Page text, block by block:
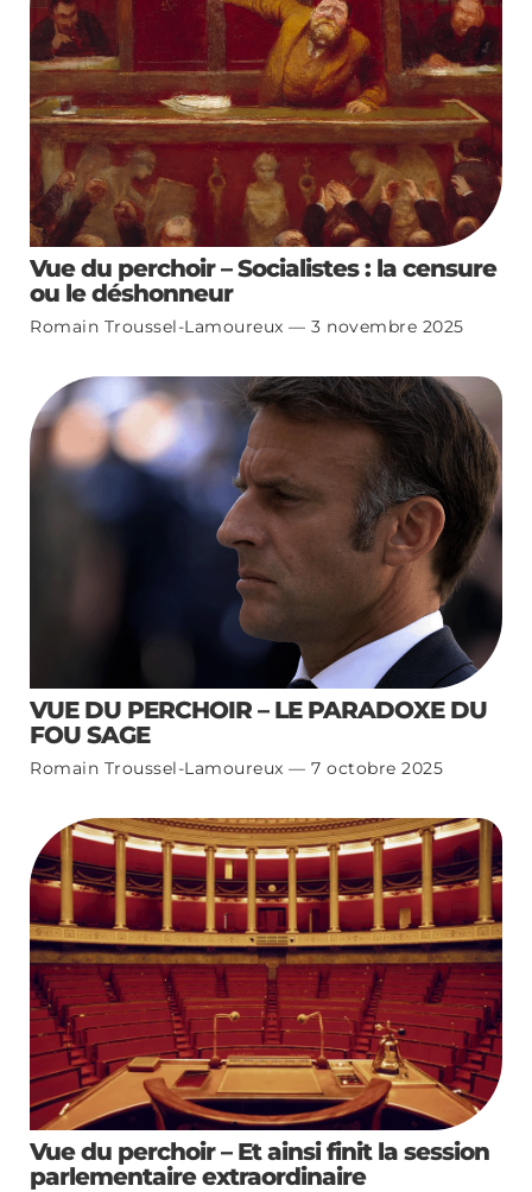
Vue du perchoir – Socialistes : la censure
ou le déshonneur
Romain Troussel-Lamoureux 3 novembre 2025
VUE DU PERCHOIR – LE PARADOXE DU
FOU SAGE
Romain Troussel-Lamoureux 7 octobre 2025
Vue du perchoir – Et ainsi finit la session
parlementaire extraordinaire